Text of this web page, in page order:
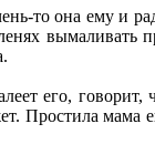
то она ему и
вымаливать
его, говорит,
мама